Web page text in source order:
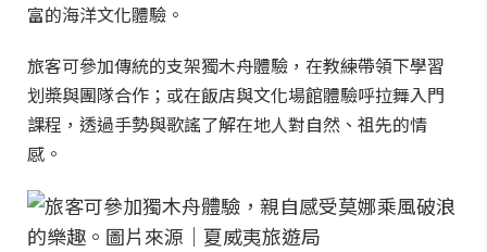
富的海洋文化體驗。
旅客可參加傳統的支架獨木舟體驗，在教練帶領下學習
划槳與團隊合作；或在飯店與文化場館體驗呼拉舞入門
課程，透過手勢與歌謠了解在地人對自然、祖先的情
感。